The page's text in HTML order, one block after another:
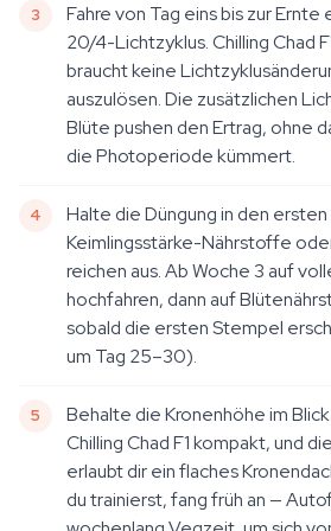
Fahre von Tag eins bis zur
20/4-Lichtzyklus. Chilling Chad
braucht keine
auszulösen. Die zusätzlichen
Blüte pushen den Ertrag, ohne
die Photoperiode kümmert.
Halte die Düngung in den
Keimlingsstärke-Nährstoffe
reichen aus. Ab Woche 3 auf
hochfahren, dann auf
sobald die ersten Stempel
um Tag 25–30).
Behalte die Kronenhöhe im
Chilling Chad F1 kompakt, und
erlaubt dir ein flaches
du trainierst, fang früh an —